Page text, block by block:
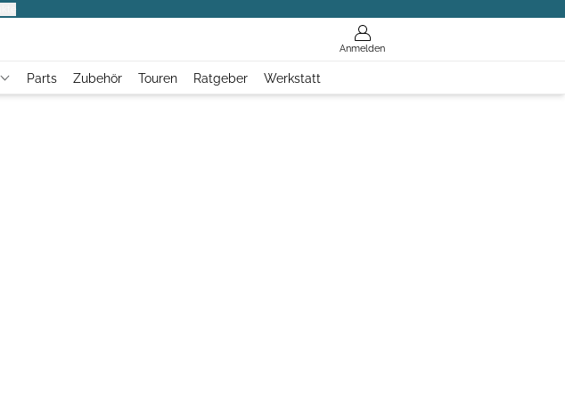
Anmelden
Parts Zubehör Touren Ratgeber Werkstatt